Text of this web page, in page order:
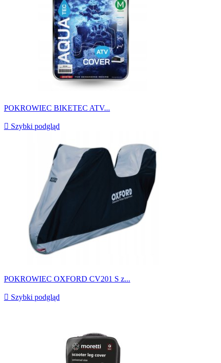
POKROWIEC BIKETEC ATV...
 Szybki podgląd
POKROWIEC OXFORD CV201 S z...
 Szybki podgląd